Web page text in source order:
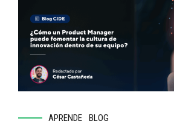
APRENDE BLOG